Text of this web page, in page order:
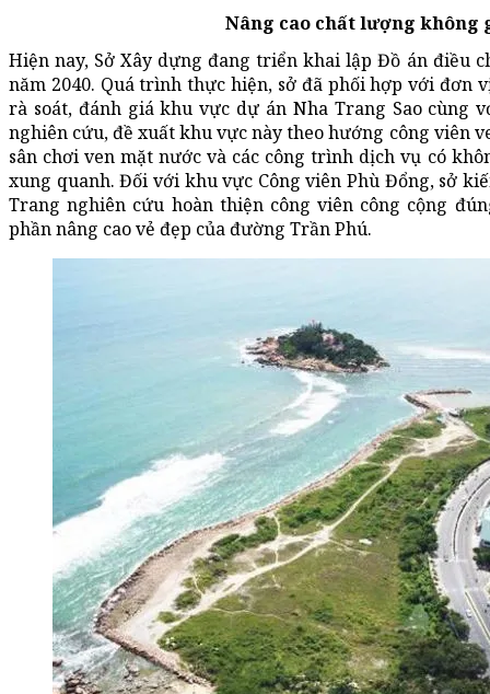
Nâng cao chất lượng không
Hiện nay, Sở Xây dựng đang triển khai lập Đồ án điều
năm 2040. Quá trình thực hiện, sở đã phối hợp với đơn
rà soát, đánh giá khu vực dự án Nha Trang Sao cùng
nghiên cứu, đề xuất khu vực này theo hướng công viên
sân chơi ven mặt nước và các công trình dịch vụ có
xung quanh. Đối với khu vực Công viên Phù Đổng, sở
Trang nghiên cứu hoàn thiện công viên công cộng
phần nâng cao vẻ đẹp của đường Trần Phú.